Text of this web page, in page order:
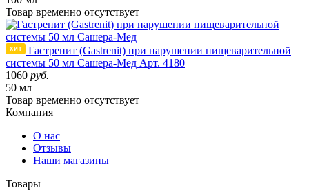
Товар временно отсутствует
Гастренит (Gastrenit) при нарушении пищеварительной
системы 50 мл Сашера-Мед Арт. 4180
1060 руб.
50 мл
Товар временно отсутствует
Компания
О нас
Отзывы
Наши магазины
Товары